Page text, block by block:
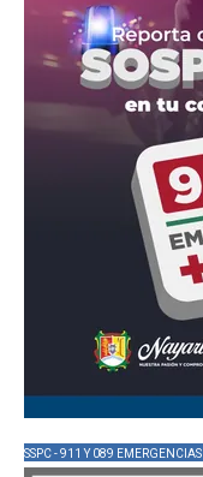
SSPC - 911 Y 089 EMERGENCIAS